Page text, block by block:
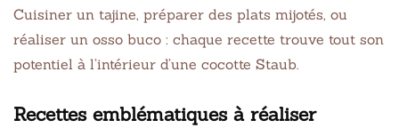
Cuisiner un tajine, préparer des plats mijotés, ou
réaliser un osso buco : chaque recette trouve tout son
potentiel à l’intérieur d’une cocotte Staub.
Recettes emblématiques à réaliser